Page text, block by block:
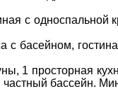
с односпальной
басейном,
1 просторная
частный бассейн.